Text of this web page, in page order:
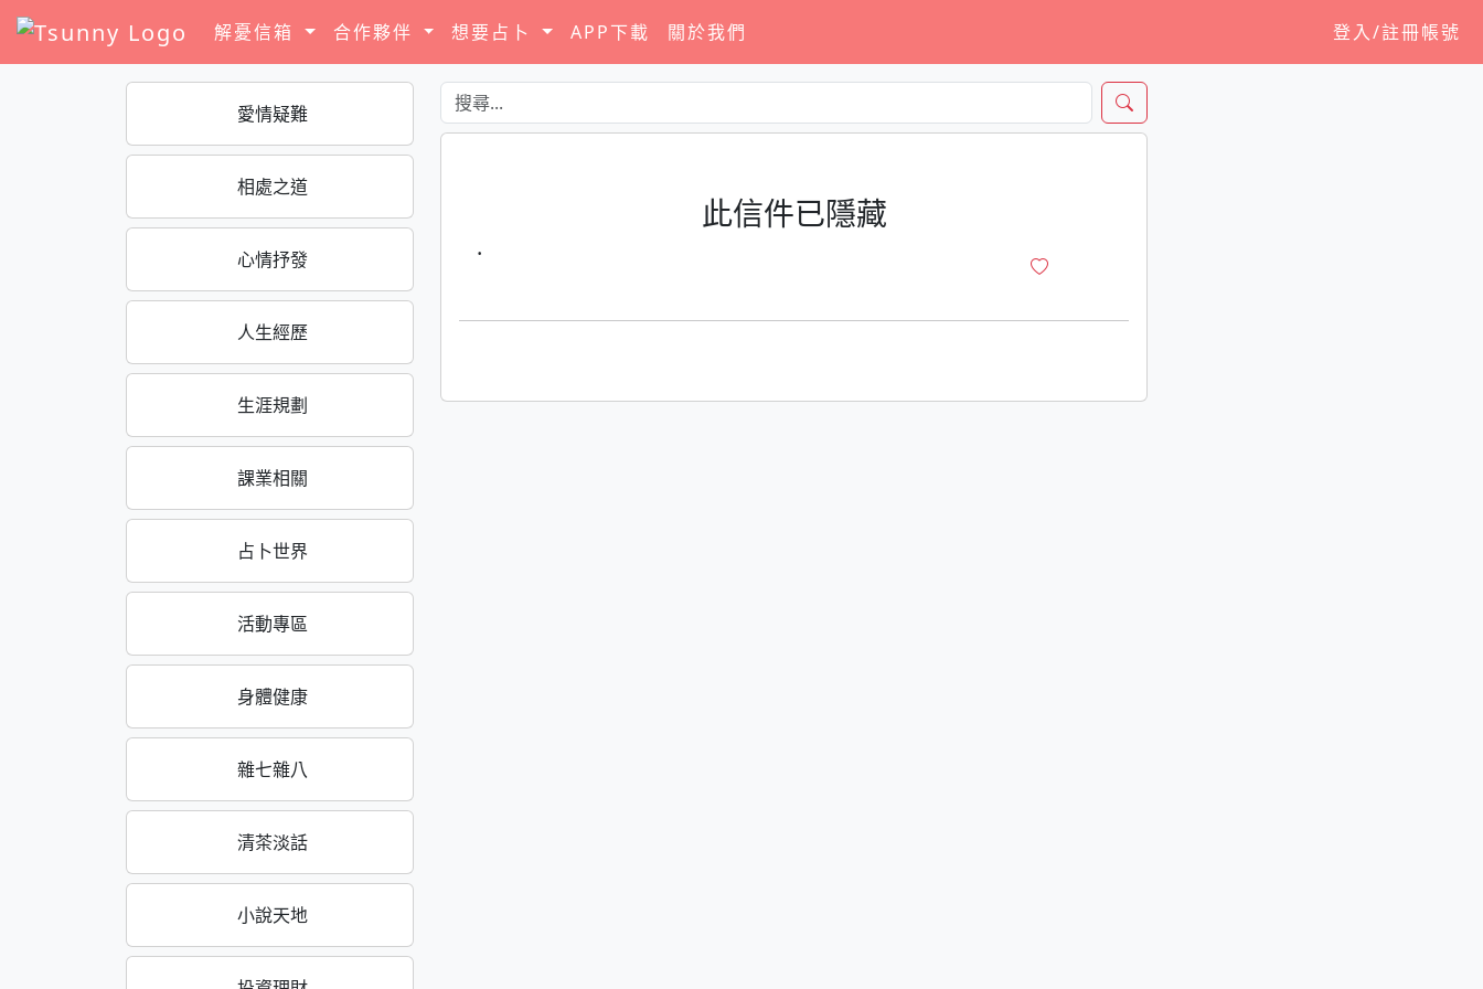
解憂信箱 合作夥伴 想要占卜 APP下載 關於我們 登入/註冊帳號
愛情疑難
相處之道
心情抒發
人生經歷
生涯規劃
課業相關
占卜世界
活動專區
身體健康
雜七雜八
清茶淡話
小說天地
此信件已隱藏
·